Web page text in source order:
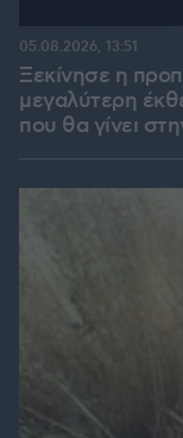
Ξεκίνησε η
μεγαλύτερη
που θα γίνει
05.08.2026, 13:51